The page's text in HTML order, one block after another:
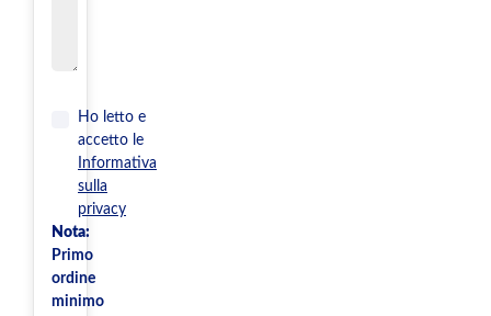
Ho letto e
accetto le
Informativa
sulla
privacy
Nota:
Primo
ordine
minimo